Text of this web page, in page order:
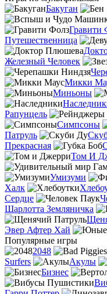
Бакуган
Гравити
Путешественница
Железный Человек
Микки
Миньоны
Рапунцель
Симпсоны
Патруль
Прекрасная
Том И
Умизуми
Халк
Сердце
Шарлотта Земляничка
Эвер Афтер Хай
Популярные игры
2048
Surfers
Акулы
Бизнес